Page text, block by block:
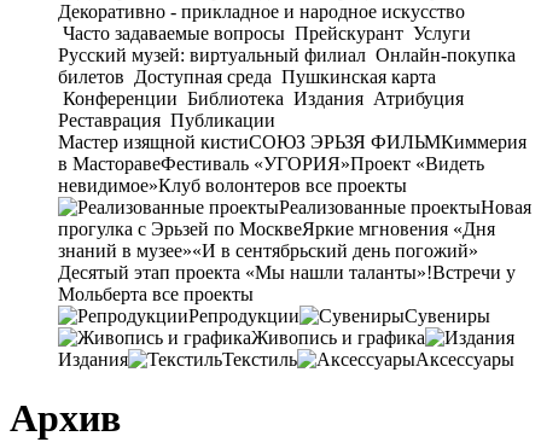
Декоративно - прикладное и народное искусство
Часто задаваемые вопросы Прейскурант Услуги
Русский музей: виртуальный филиал Онлайн-покупка
билетов Доступная среда Пушкинская карта
Конференции Библиотека Издания Атрибуция
Реставрация Публикации
Мастер изящной кистиСОЮЗ ЭРЬЗЯ ФИЛЬМКиммерия
в МасторавеФестиваль «УГОРИЯ»Проект «Видеть
невидимое»Клуб волонтеров все проекты
Реализованные проектыНовая
прогулка с Эрьзей по МосквеЯркие мгновения «Дня
знаний в музее»«И в сентябрьский день погожий»
Десятый этап проекта «Мы нашли таланты»!Встречи у
Мольберта все проекты
Репродукции
Сувениры
Живопись и графика
Издания
Текстиль Аксессуары
Архив